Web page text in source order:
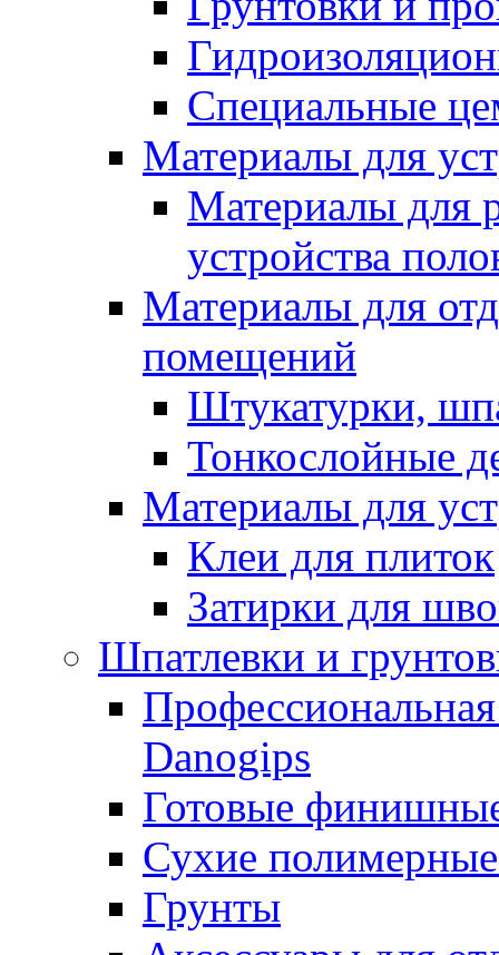
Специальные
Материалы для
Материалы для
устройства
Материалы для
помещений
Штукатурки,
Тонкослойные
Материалы для
Клеи для плиток
Затирки для
Шпатлевки и
Danogips
Готовые
Сухие
Грунты